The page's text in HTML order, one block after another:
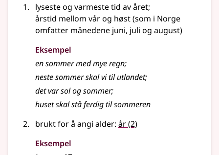
lyseste og varmeste tid av året;
årstid mellom vår og høst (som i Norge
omfatter månedene juni, juli og august)
Eksempel
ensommermed mye regn;
nestesommerskal vi til utlandet;
det var sol ogsommer;
huset skal stå ferdig til sommeren
brukt for å angi alder: år(2)
Eksempel